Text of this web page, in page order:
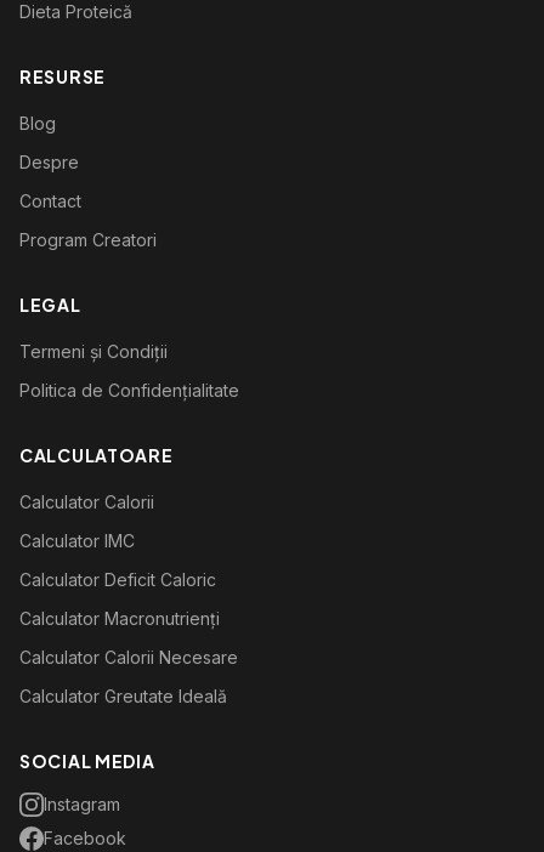
Dieta Proteică
RESURSE
Blog
Despre
Contact
Program Creatori
LEGAL
Termeni și Condiții
Politica de Confidențialitate
CALCULATOARE
Calculator Calorii
Calculator IMC
Calculator Deficit Caloric
Calculator Macronutrienți
Calculator Calorii Necesare
Calculator Greutate Ideală
SOCIAL MEDIA
Instagram
Facebook